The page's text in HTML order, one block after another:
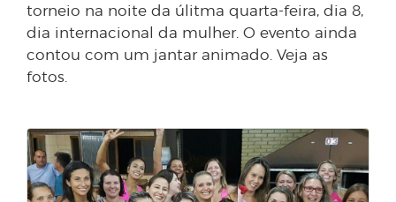
torneio na noite da úlitma quarta-feira, dia 8,
dia internacional da mulher. O evento ainda
contou com um jantar animado. Veja as
fotos.